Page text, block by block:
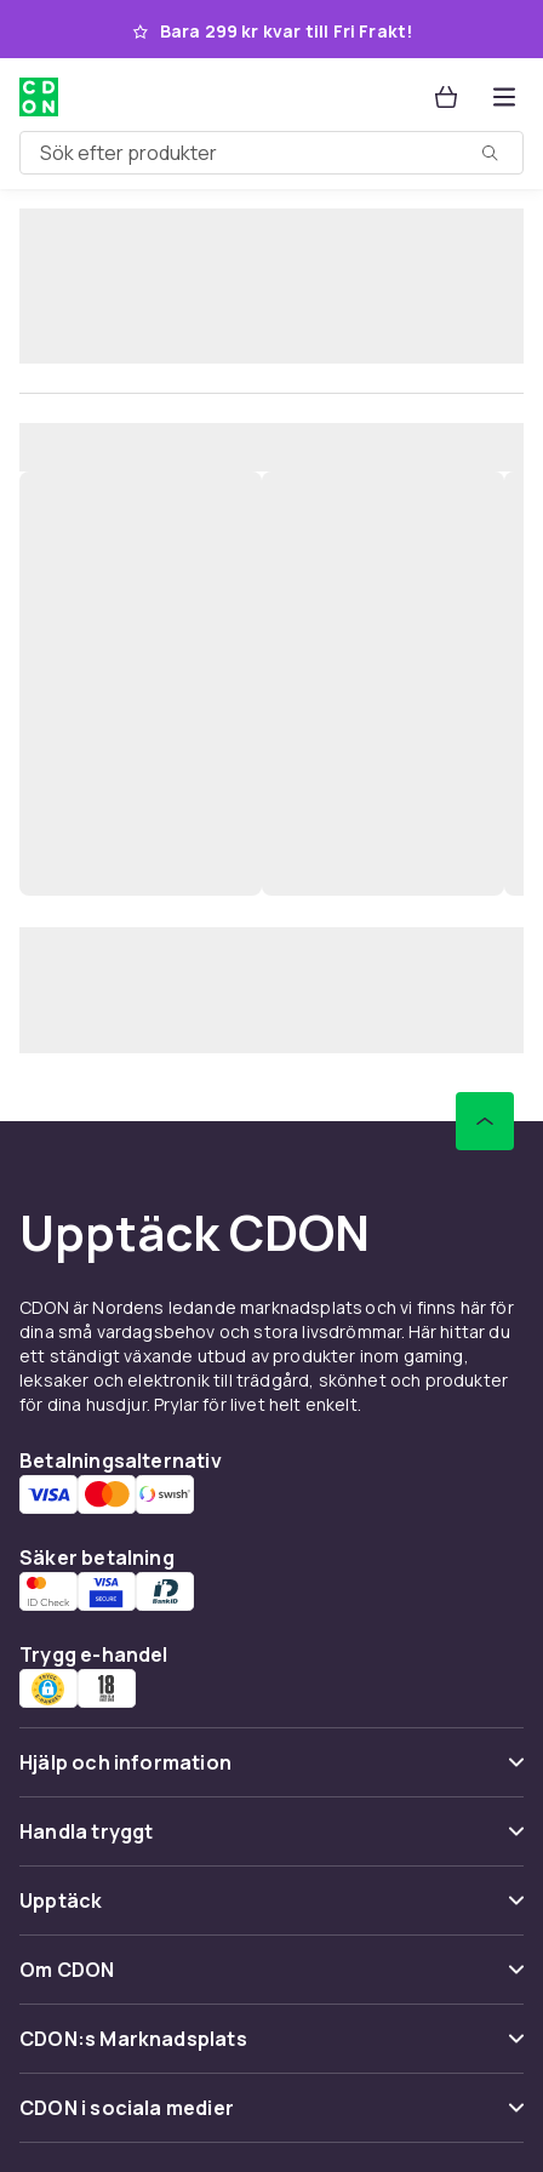
Hoppa till huvudinnehållet
Bara 299 kr kvar till Fri Frakt!
Sök efter produkter
Upptäck CDON
CDON är Nordens ledande marknadsplats och vi finns här för
dina små vardagsbehov och stora livsdrömmar. Här hittar du
ett ständigt växande utbud av produkter inom gaming,
leksaker och elektronik till trädgård, skönhet och produkter
för dina husdjur. Prylar för livet helt enkelt.
Betalningsalternativ
Säker betalning
Trygg e-handel
Hjälp och information
Vanliga frågor
Spåra paket
Ångra & Returnera här
Kundservice
Handla tryggt
Betalning
Leverans
Återkallelser
Upptäck
Kategorier
Varumärken
Shopit.se
Om CDON
Om oss
Kundrecensioner
CDON:s Marknadsplats
Sälj på CDON
Bli affiliate
CDON i sociala medier